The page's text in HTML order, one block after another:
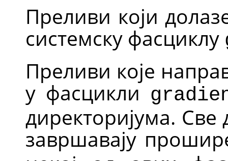
Преливи који
системску фасциклу
Преливи које
у фасцикли
директоријума. Све
завршавају